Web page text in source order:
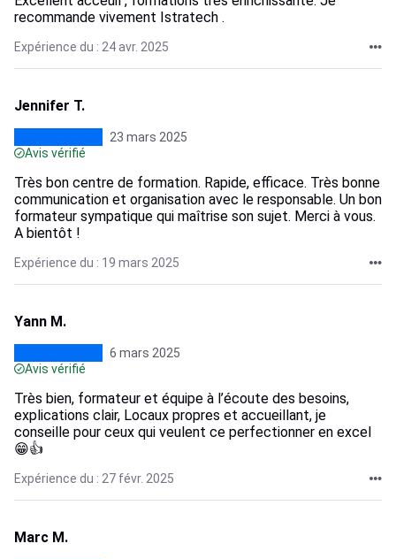
recommande vivement Istratech .
Expérience du : 24 avr. 2025
Jennifer T.
23 mars 2025
Avis vérifié
Très bon centre de formation. Rapide, efficace. Très bonne
communication et organisation avec le responsable. Un bon
formateur sympatique qui maîtrise son sujet. Merci à vous.
A bientôt !
Expérience du : 19 mars 2025
Yann M.
6 mars 2025
Avis vérifié
Très bien, formateur et équipe à l’écoute des besoins,
explications clair, Locaux propres et accueillant, je
conseille pour ceux qui veulent ce perfectionner en excel
😁👍
Expérience du : 27 févr. 2025
Marc M.